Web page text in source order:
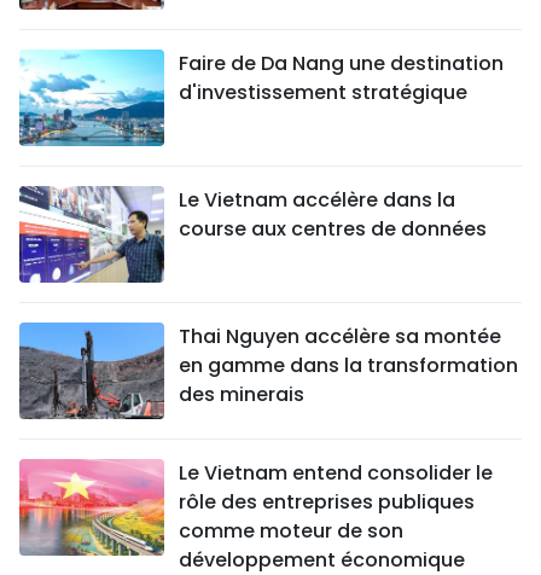
Faire de Da Nang une destination
d'investissement stratégique
Le Vietnam accélère dans la
course aux centres de données
Thai Nguyen accélère sa montée
en gamme dans la transformation
des minerais
Le Vietnam entend consolider le
rôle des entreprises publiques
comme moteur de son
développement économique